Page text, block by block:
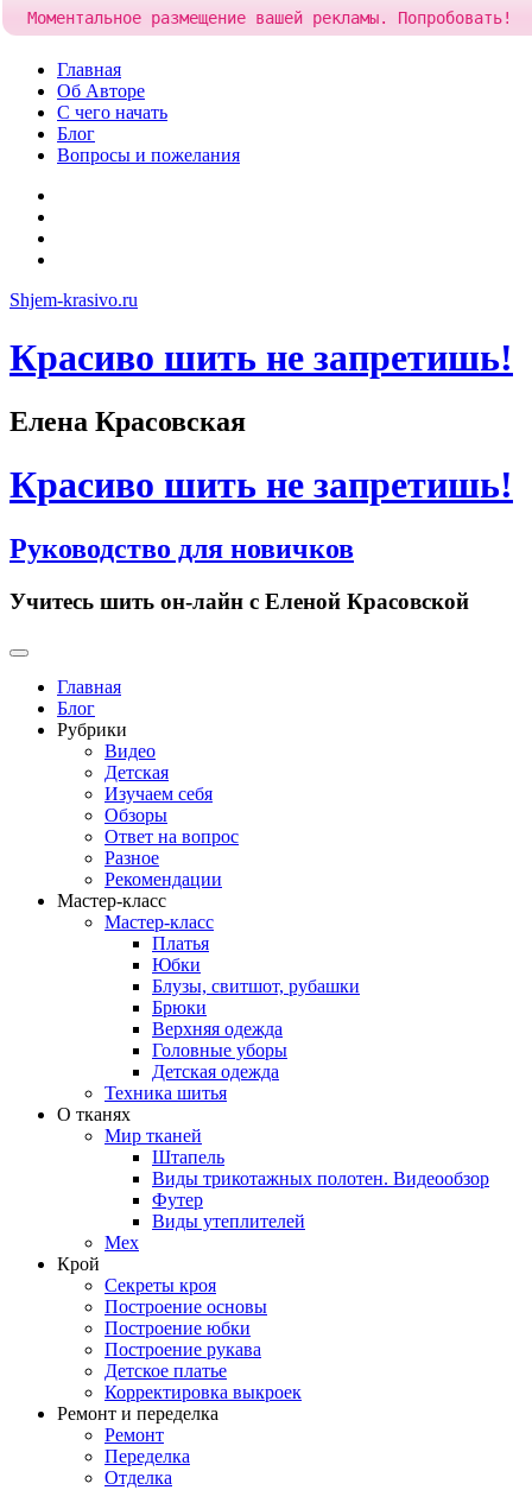
Skip
content
Главная
Об Авторе
С чего начать
Блог
Вопросы и пожелания
Shjem-krasivo.ru
Красиво шить не запретишь!
Елена Красовская
Красиво шить не запретишь!
Руководство для новичков
Учитесь шить он-лайн с Еленой Красовской
Primary
Главная
Блог
Рубрики
Видео
Детская
Изучаем себя
Обзоры
Ответ на вопрос
Разное
Рекомендации
Мастер-класс
Мастер-класс
Платья
Юбки
Блузы, свитшот, рубашки
Брюки
Верхняя одежда
Головные уборы
Детская одежда
Техника шитья
О тканях
Мир тканей
Штапель
Виды трикотажных полотен. Видеообзор
Футер
Виды утеплителей
Мех
Крой
Секреты кроя
Построение основы
Построение юбки
Построение рукава
Детское платье
Корректировка выкроек
Ремонт и переделка
Ремонт
Переделка
Отделка
Моментальное размещение вашей рекламы. Попробовать!